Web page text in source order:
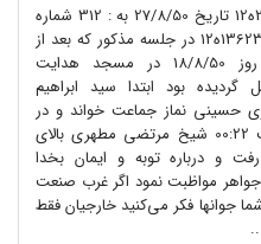
از : 20ه12 تاریخ 27/8/50 به : 312 شماره
: 13623/20ه12 در جلسه مذکور که بعد از
ظهر روز 18/8/50 در مسجد هدایت
بود ابتدا سید ابراهیم
حسینى نماز جماعت خواند و در
ساعت 00:22 شیخ مرتضى مطهرى بالاى
و درباره توبه و ایمان بخدا
مواظبت نمود اگر غرب صنعت
جوانها فکر مى‌کنید خارجیان فقط